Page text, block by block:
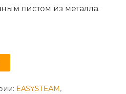
листом из металла.
EASYSTEAM,